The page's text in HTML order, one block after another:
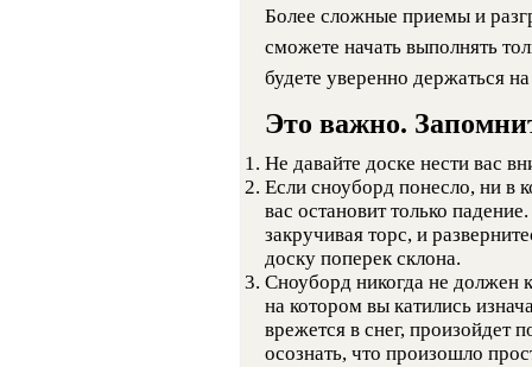
Более сложные приемы и
сможете начать выполнять
будете уверенно держаться
Это важно.
Не давайте доске нести вас
Если сноуборд понесло, ни в
вас остановит только
закручивая торс, и
доску поперек склона.
Сноуборд никогда не должен
на котором вы катились
врежется в снег, произойдет
осознать, что произошло